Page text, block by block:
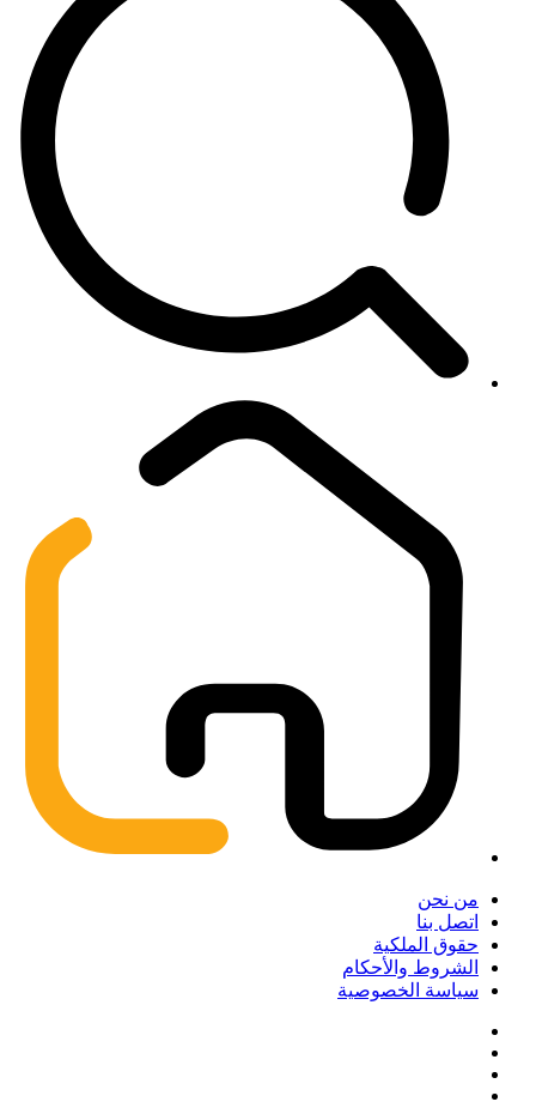
من نحن
اتصل بنا
حقوق الملكية
الشروط والأحكام
سياسة الخصوصية